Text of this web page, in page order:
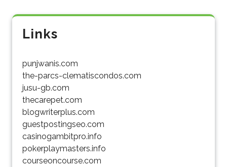
Links
punjwanis.com
the-parcs-clematiscondos.com
jusu-gb.com
thecarepet.com
blogwriterplus.com
guestpostingseo.com
casinogambitpro.info
pokerplaymasters.info
courseoncourse.com